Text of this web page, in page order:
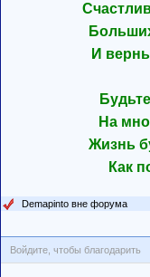
И
На
Жизнь
Как
Demapinto вне форума
Войдите, чтобы благодарить